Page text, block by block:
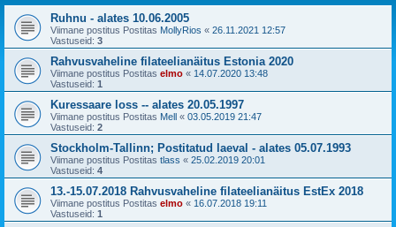
Ruhnu - alates 10.06.2005
Viimane postitus Postitas MollyRios « 26.11.2021 12:57
Vastuseid: 3
Rahvusvaheline filateelianäitus Estonia 2020
Viimane postitus Postitas elmo « 14.07.2020 13:48
Vastuseid: 1
Kuressaare loss -- alates 20.05.1997
Viimane postitus Postitas Mell « 03.05.2019 21:47
Vastuseid: 2
Stockholm-Tallinn; Postitatud laeval - alates 05.07.1993
Viimane postitus Postitas tlass « 25.02.2019 20:01
Vastuseid: 4
13.-15.07.2018 Rahvusvaheline filateelianäitus EstEx 2018
Viimane postitus Postitas elmo « 16.07.2018 19:11
Vastuseid: 1